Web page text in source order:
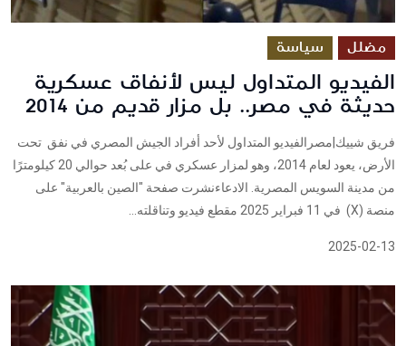
مضلل سياسة
الفيديو المتداول ليس لأنفاق عسكرية
حديثة في مصر.. بل مزار قديم من 2014
فريق شييك|مصرالفيديو المتداول لأحد أفراد الجيش المصري في نفق تحت
الأرض، يعود لعام 2014، وهو لمزار عسكري في على بُعد حوالي 20 كيلومترًا
من مدينة السويس المصرية. الادعاءنشرت صفحة "الصين بالعربية" على
منصة (X) في 11 فبراير 2025 مقطع فيديو وتناقلته...
2025-02-13